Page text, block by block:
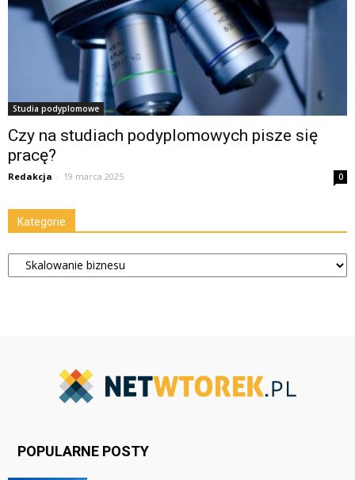
Studia podyplomowe
Czy na studiach podyplomowych pisze się
pracę?
Redakcja - 19 marca 2025 0
Kategorie
Kategorie
POPULARNE POSTY